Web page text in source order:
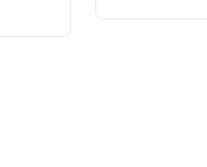
was:
is:
WINKELWAGEN